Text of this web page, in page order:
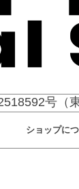
号（
ショップに